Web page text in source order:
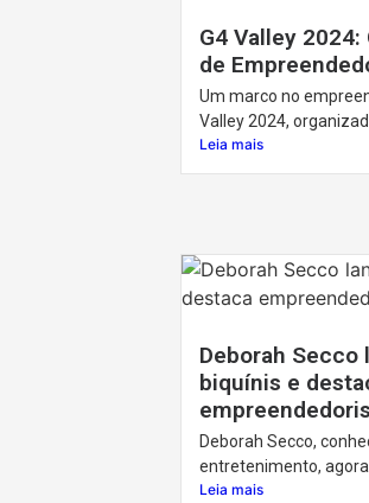
G4 Valley
de
Um marco no
Valley 2024,
Leia mais
Deborah Secco
biquínis e
Deborah Secco,
entretenimento, agora
Leia mais